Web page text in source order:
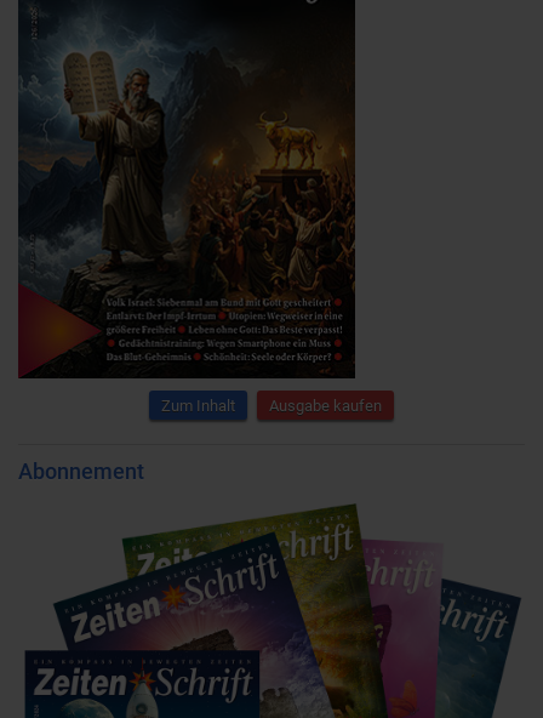
Zum Inhalt Ausgabe kaufen
Abonnement